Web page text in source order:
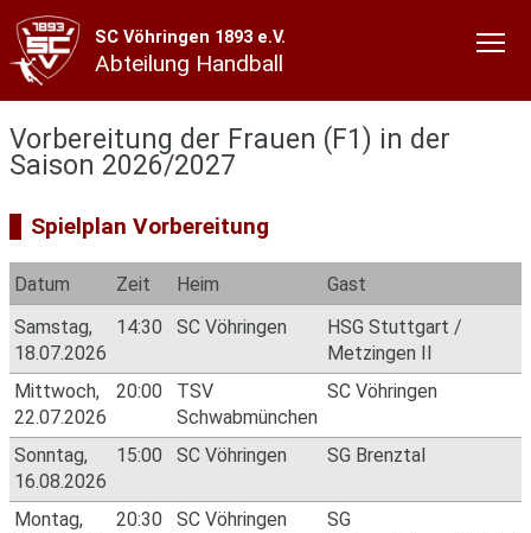
SC Vöhringen 1893 e.V.
Abteilung Handball
Vorbereitung der Frauen (F1) in der
Saison 2026/2027
Spielplan Vorbereitung
Datum Zeit Heim
Gast
Samstag,
18.07.2026
14:30 SC Vöhringen
HSG Stuttgart /
Metzingen II
Mittwoch,
22.07.2026
20:00
TSV
Schwabmünchen
SC Vöhringen
Sonntag,
16.08.2026
15:00 SC Vöhringen SG Brenztal
Montag,
20:30 SC Vöhringen
SG